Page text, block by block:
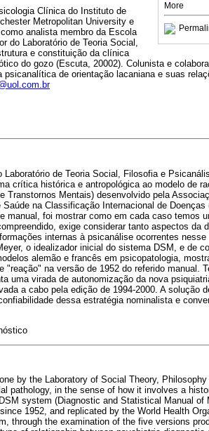
More
Clínica do Instituto de
Metropolitan University e
analista membro da Escola
do Laboratório de Teoria Social,
e constituição da clínica
do gozo (Escuta, 20002). Colunista e
de orientação lacaniana e suas
de Teoria Social, Filosofia e
crítica histórica e antropológica ao modelo de
Mentais) desenvolvido pela
na Classificação Internacional de
manual, foi mostrar como em cada caso temos
exige considerar tanto aspectos da
internas à psicanálise ocorrentes
o idealizador inicial do sistema DSM, e de
alemão e francês em psicopatologia,
na versão de 1952 do referido manual.
uma virada de autonomização da nova
a cabo pela edição de 1994-2000. A solução
dessa estratégia nominalista e
by the Laboratory of Social Theory,
pathology, in the sense of how it involves a
system (Diagnostic and Statistical Manual of
1952, and replicated by the World Health
through the examination of the five versions